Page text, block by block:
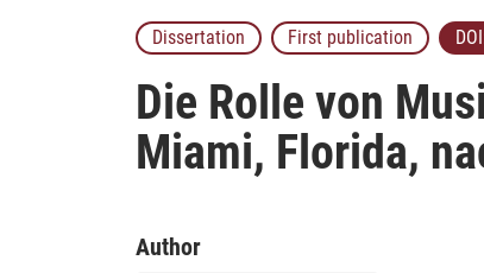
Dissertation First publication
Die Rolle von
Miami, Florida,
Author